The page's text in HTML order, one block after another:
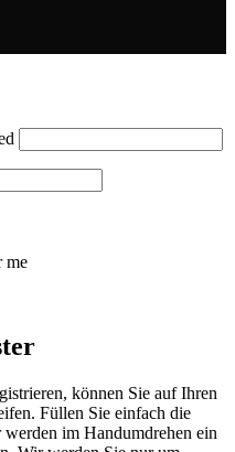
me
können Sie auf Ihren
Füllen Sie einfach die
im Handumdrehen ein